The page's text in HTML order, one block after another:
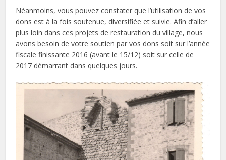
Néanmoins, vous pouvez constater que l’utilisation de vos
dons est à la fois soutenue, diversifiée et suivie. Afin d’aller
plus loin dans ces projets de restauration du village, nous
avons besoin de votre soutien par vos dons soit sur l’année
fiscale finissante 2016 (avant le 15/12) soit sur celle de
2017 démarrant dans quelques jours.